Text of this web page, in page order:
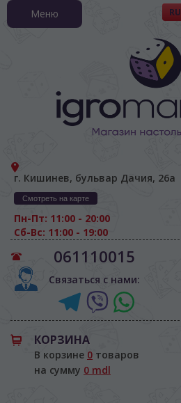
RU
г. Кишинев, бульвар Дачия, 26а
Смотреть на карте
Пн-Пт: 11:00 - 20:00
Сб-Вс: 11:00 - 19:00
061110015
Связаться с нами:
КОРЗИНА
В корзине 0 товаров
на сумму 0 mdl
Меню